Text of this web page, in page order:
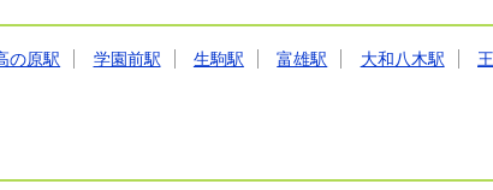
の原駅 学園前駅 生駒駅 富雄駅 大和八木駅